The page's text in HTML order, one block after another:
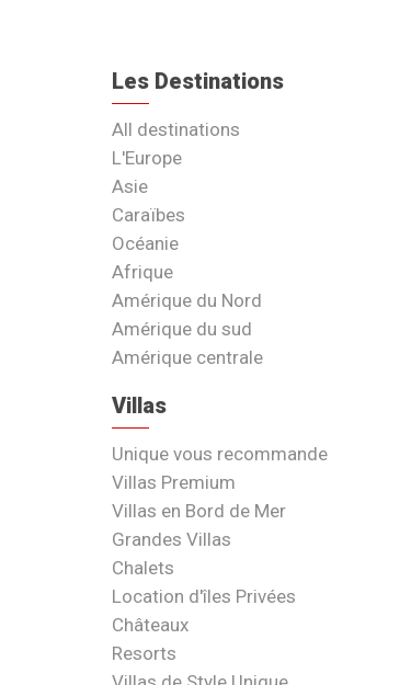
Les Destinations
All destinations
L'Europe
Asie
Caraïbes
Océanie
Afrique
Amérique du Nord
Amérique du sud
Amérique centrale
Villas
Unique vous recommande
Villas Premium
Villas en Bord de Mer
Grandes Villas
Chalets
Location d'îles Privées
Châteaux
Resorts